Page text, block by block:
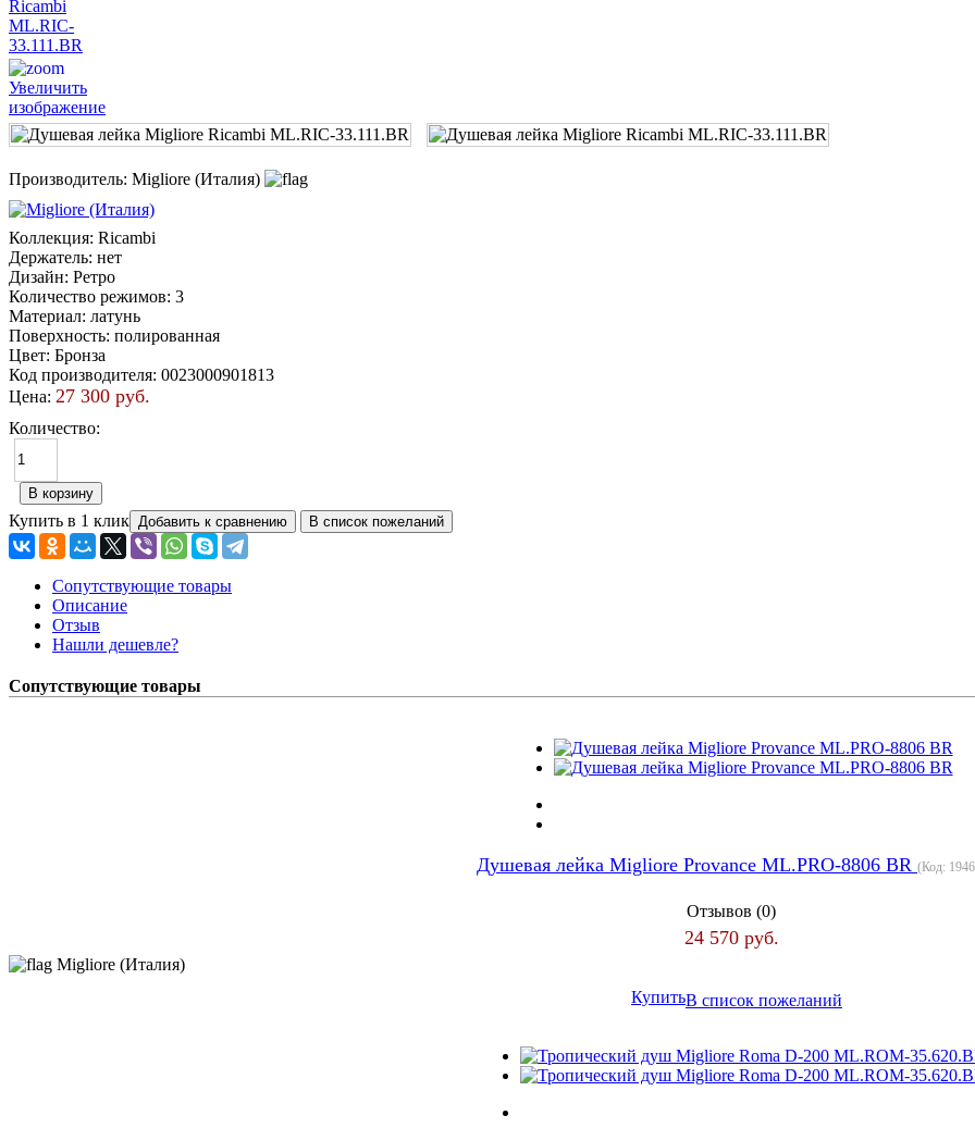
Увеличить
изображение
Производитель: Migliore (Италия)
Коллекция: Ricambi
Держатель: нет
Дизайн: Ретро
Количество режимов: 3
Материал: латунь
Поверхность: полированная
Цвет: Бронза
Код производителя: 0023000901813
Цена: 27 300 руб.
Количество:
Купить в 1 клик
Сопутствующие товары
Описание
Отзыв
Нашли дешевле?
Сопутствующие товары
Душевая лейка Migliore Provance ML.PRO-8806 BR (Код:
Отзывов (0)
24 570 руб.
Migliore (Италия)
КупитьВ список пожеланий